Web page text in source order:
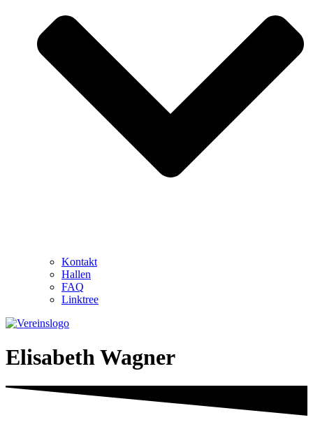
Kontakt
Hallen
FAQ
Linktree
Elisabeth Wagner